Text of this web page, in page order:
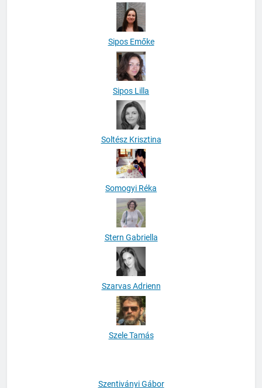
Sipos Emőke
Sipos Lilla
Soltész Krisztina
Somogyi Réka
Stern Gabriella
Szarvas Adrienn
Szele Tamás